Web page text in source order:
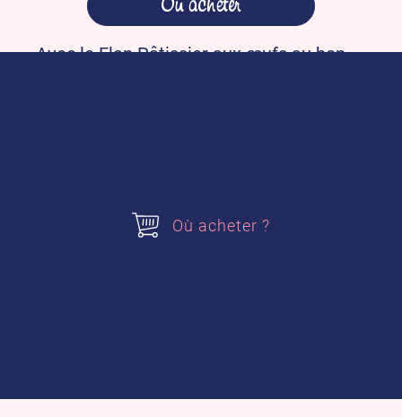
Où acheter
Avec leFlan Pâtissier aux œufs au bon
quotidien qui ravira toute la famille.
Où acheter ?